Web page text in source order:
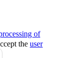
of
the user